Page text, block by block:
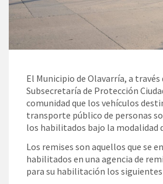
El Municipio de Olavarría, a través
Subsecretaría de Protección
comunidad que los vehículos
transporte público de personas
los habilitados bajo la modalidad
Los remises son aquellos que se
habilitados en una agencia de
para su habilitación los